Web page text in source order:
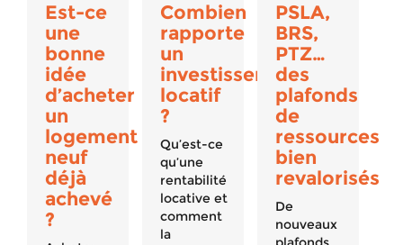
Est-ce
une
bonne
idée
d’acheter
un
logement
neuf
déjà
achevé
?
Combien
rapporte
un
investissement
locatif
?
Qu’est-ce
qu’une
rentabilité
locative et
comment
la
PSLA,
BRS,
PTZ…
des
plafonds
de
ressources
bien
revalorisés
De
nouveaux